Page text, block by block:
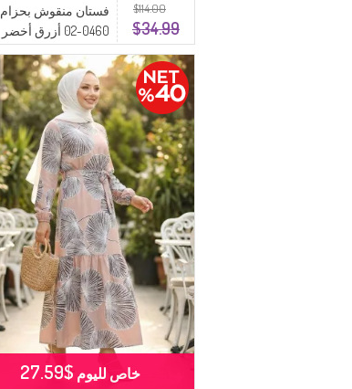
$114.00
$34.99
فستان منقوش بحزام
0460-02 أزرق أخضر
خاص لليوم $27.59